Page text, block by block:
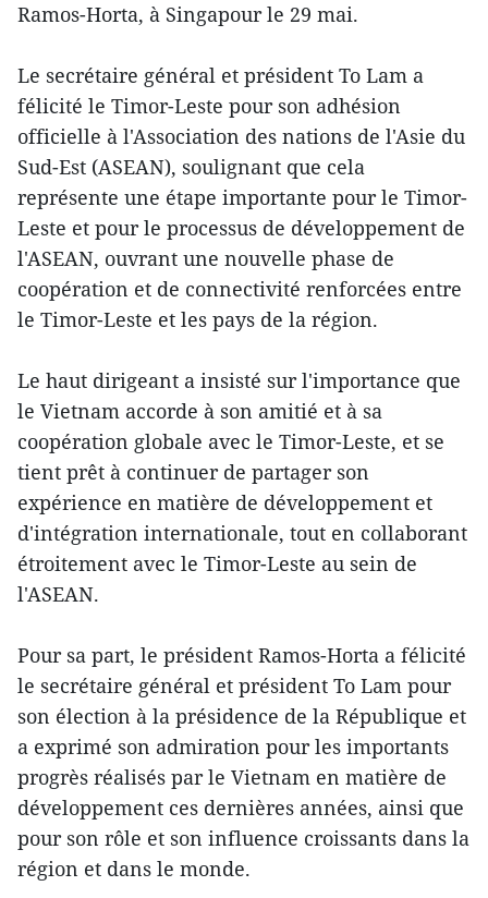
Ramos-Horta, à Singapour le 29 mai.
Le secrétaire général et président To Lam a
félicité le Timor-Leste pour son adhésion
officielle à l'Association des nations de l'Asie du
Sud-Est (ASEAN), soulignant que cela
représente une étape importante pour le Timor-
Leste et pour le processus de développement de
l'ASEAN, ouvrant une nouvelle phase de
coopération et de connectivité renforcées entre
le Timor-Leste et les pays de la région.
Le haut dirigeant a insisté sur l'importance que
le Vietnam accorde à son amitié et à sa
coopération globale avec le Timor-Leste, et se
tient prêt à continuer de partager son
expérience en matière de développement et
d'intégration internationale, tout en collaborant
étroitement avec le Timor-Leste au sein de
l'ASEAN.
Pour sa part, le président Ramos-Horta a félicité
le secrétaire général et président To Lam pour
son élection à la présidence de la République et
a exprimé son admiration pour les importants
progrès réalisés par le Vietnam en matière de
développement ces dernières années, ainsi que
pour son rôle et son influence croissants dans la
région et dans le monde.